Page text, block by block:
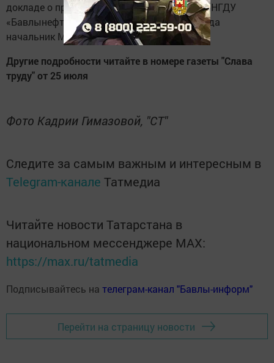
докладе о производственной деятельности НГДУ
«Бавлынефть» за первое полугодие 2014 года
начальник Марат Залятов.
Другие подробности читайте в номере газеты "Слава
труду" от 25 июля
Фото Кадрии Гимазовой, "СТ"
Следите за самым важным и интересным в
Telegram-канале Татмедиа
Читайте новости Татарстана в
национальном мессенджере MАХ:
https://max.ru/tatmedia
Подписывайтесь на телеграм-канал "Бавлы-информ"
Перейти на страницу новости